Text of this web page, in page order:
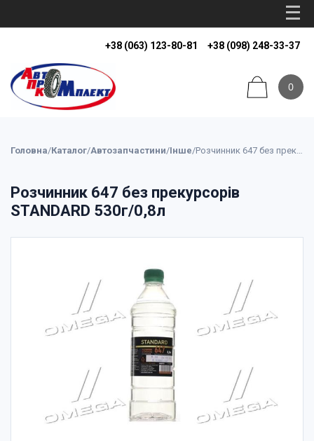
+38 (063) 123-80-81 +38 (098) 248-33-37
0
Головна/Каталог/Автозапчастини/Інше/ Розчинник 647 без прекурсорів STANDARD 530г/0,8л
Розчинник 647 без прекурсорів
STANDARD 530г/0,8л